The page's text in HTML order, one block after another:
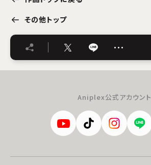
その他トップ
…
Aniplex公式アカウント